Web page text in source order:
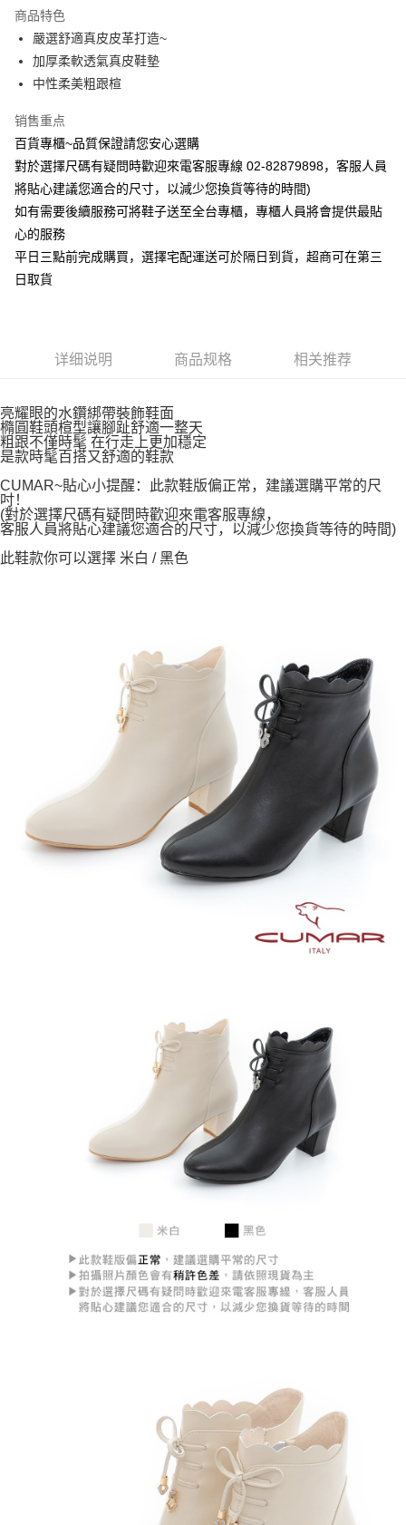
宅配
每笔NT$90，满NT$1,000(含以上)免运费
商品特色
嚴選舒適真皮皮革打造~
加厚柔軟透氣真皮鞋墊
中性柔美粗跟楦
销售重点
百貨專櫃~品質保證請您安心選購
對於選擇尺碼有疑問時歡迎來電客服專線 02-82879898，客服人員
將貼心建議您適合的尺寸，以減少您換貨等待的時間)
如有需要後續服務可將鞋子送至全台專櫃，專櫃人員將會提供最貼
心的服務
平日三點前完成購買，選擇宅配運送可於隔日到貨，超商可在第三
日取貨
详细说明 商品规格 相关推荐
亮耀眼的水鑽綁帶裝飾鞋面
橢圓鞋頭楦型讓腳趾舒適一整天
粗跟不僅時髦 在行走上更加穩定
是款時髦百搭又舒適的鞋款
CUMAR~貼心小提醒：此款鞋版偏正常，建議選購平常的尺
吋！
(對於選擇尺碼有疑問時歡迎來電客服專線，
客服人員將貼心建議您適合的尺寸，以減少您換貨等待的時間)
此鞋款你可以選擇 米白 / 黑色